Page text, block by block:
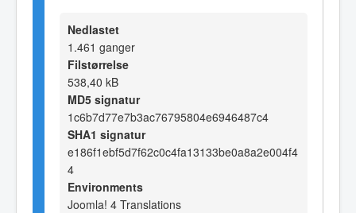
Nedlastet
1.461 ganger
Filstørrelse
538,40 kB
MD5 signatur
1c6b7d77e7b3ac76795804e6946487c4
SHA1 signatur
e186f1ebf5d7f62c0c4fa13133be0a8a2e004f4
4
Environments
Joomla! 4 Translations